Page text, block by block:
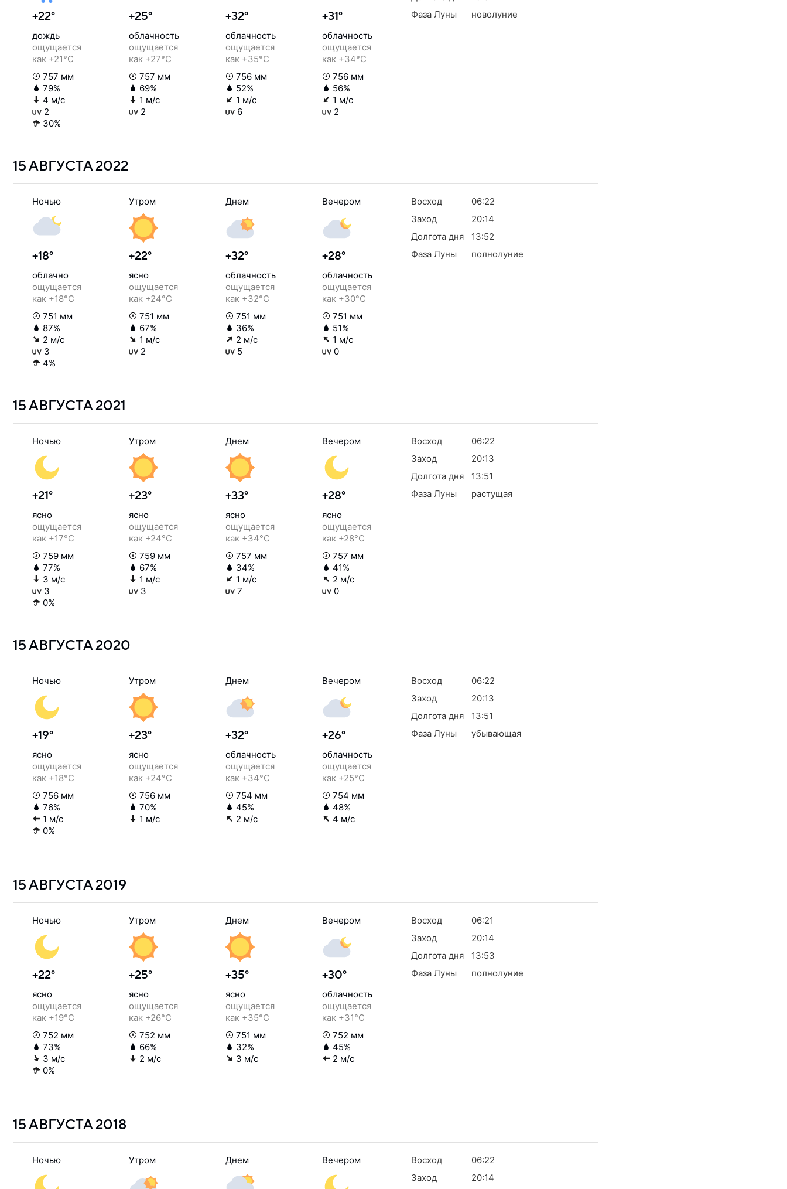
+22°
дождь
ощущается
как +21°C
757 мм
79%
4 м/с
2
30%
+25°
облачность
ощущается
как +27°C
757 мм
69%
1 м/с
2
+32°
облачность
ощущается
как +35°C
756 мм
52%
1 м/с
6
+31°
облачность
ощущается
как +34°C
756 мм
56%
1 м/с
2
Фаза Луны
новолуние
15 АВГУСТА2022
Ночью
+18°
облачно
ощущается
как +18°C
751 мм
87%
2 м/с
3
4%
Утром
+22°
ясно
ощущается
как +24°C
751 мм
67%
1 м/с
2
Днем
+32°
облачность
ощущается
как +32°C
751 мм
36%
2 м/с
5
Вечером
+28°
облачность
ощущается
как +30°C
751 мм
51%
1 м/с
0
Восход
06:22
Заход
20:14
Долгота дня
13:52
Фаза Луны
полнолуние
15 АВГУСТА2021
Ночью
+21°
ясно
ощущается
как +17°C
759 мм
77%
3 м/с
3
0%
Утром
+23°
ясно
ощущается
как +24°C
759 мм
67%
1 м/с
3
Днем
+33°
ясно
ощущается
как +34°C
757 мм
34%
1 м/с
7
Вечером
+28°
ясно
ощущается
как +28°C
757 мм
41%
2 м/с
0
Восход
06:22
Заход
20:13
Долгота дня
13:51
Фаза Луны
растущая
15 АВГУСТА2020
Ночью
+19°
ясно
ощущается
как +18°C
756 мм
76%
1 м/с
0%
Утром
+23°
ясно
ощущается
как +24°C
756 мм
70%
1 м/с
Днем
+32°
облачность
ощущается
как +34°C
754 мм
45%
2 м/с
Вечером
+26°
облачность
ощущается
как +25°C
754 мм
48%
4 м/с
Восход
06:22
Заход
20:13
Долгота дня
13:51
Фаза Луны
убывающая
15 АВГУСТА2019
Ночью
+22°
ясно
ощущается
как +19°C
752 мм
73%
3 м/с
0%
Утром
+25°
ясно
ощущается
как +26°C
752 мм
66%
2 м/с
Днем
+35°
ясно
ощущается
как +35°C
751 мм
32%
3 м/с
Вечером
+30°
облачность
ощущается
как +31°C
752 мм
45%
2 м/с
Восход
06:21
Заход
20:14
Долгота дня
13:53
Фаза Луны
полнолуние
15 АВГУСТА2018
Ночью Утром Днем Вечером Восход
06:22
Заход
20:14